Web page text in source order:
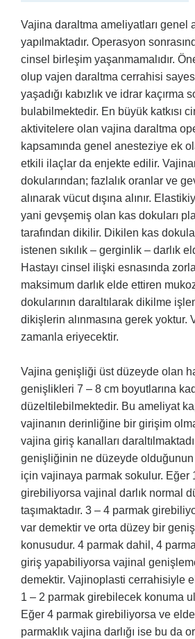
Vajina daraltma ameliyatları genel
yapılmaktadır. Operasyon
cinsel birleşim yaşanmamalıdır.
olup vajen daraltma cerrahisi
yaşadığı kabızlık ve idrar kaçırma
bulabilmektedir. En büyük katkısı
aktivitelere olan vajina daraltma
kapsamında genel anesteziye ek
etkili ilaçlar da enjekte edilir.
dokularından; fazlalık oranlar ve
alınarak vücut dışına alınır.
yani gevşemiş olan kas dokuları
tarafından dikilir. Dikilen kas
istenen sıkılık – gerginlik – darlık
Hastayı cinsel ilişki esnasında
maksimum darlık elde ettiren
dokularının daraltılarak dikilme
dikişlerin alınmasına gerek yoktur.
zamanla eriyecektir.
Vajina genişliği üst düzeyde olan
genişlikleri 7 – 8 cm boyutlarına
düzeltilebilmektedir. Bu ameliyat
vajinanın derinliğine bir girişim
vajina giriş kanalları
genişliğinin ne düzeyde olduğunun
için vajinaya parmak sokulur. Eğer
girebiliyorsa vajinal darlık normal
taşımaktadır. 3 – 4 parmak
var demektir ve orta düzey bir
konusudur. 4 parmak dahil, 4
giriş yapabiliyorsa vajinal
demektir. Vajinoplasti cerrahisiyle
1 – 2 parmak girebilecek konuma
Eğer 4 parmak girebiliyorsa ve
parmaklık vajina darlığı ise bu da